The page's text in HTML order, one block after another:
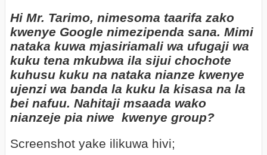
Hi Mr. Tarimo, nimesoma taarifa zako
kwenye Google nimezipenda sana. Mimi
nataka kuwa mjasiriamali wa ufugaji wa
kuku tena mkubwa ila sijui chochote
kuhusu kuku na nataka nianze kwenye
ujenzi wa banda la kuku la kisasa na la
bei nafuu. Nahitaji msaada wako
nianzeje pia niwe kwenye group?
Screenshot yake ilikuwa hivi;